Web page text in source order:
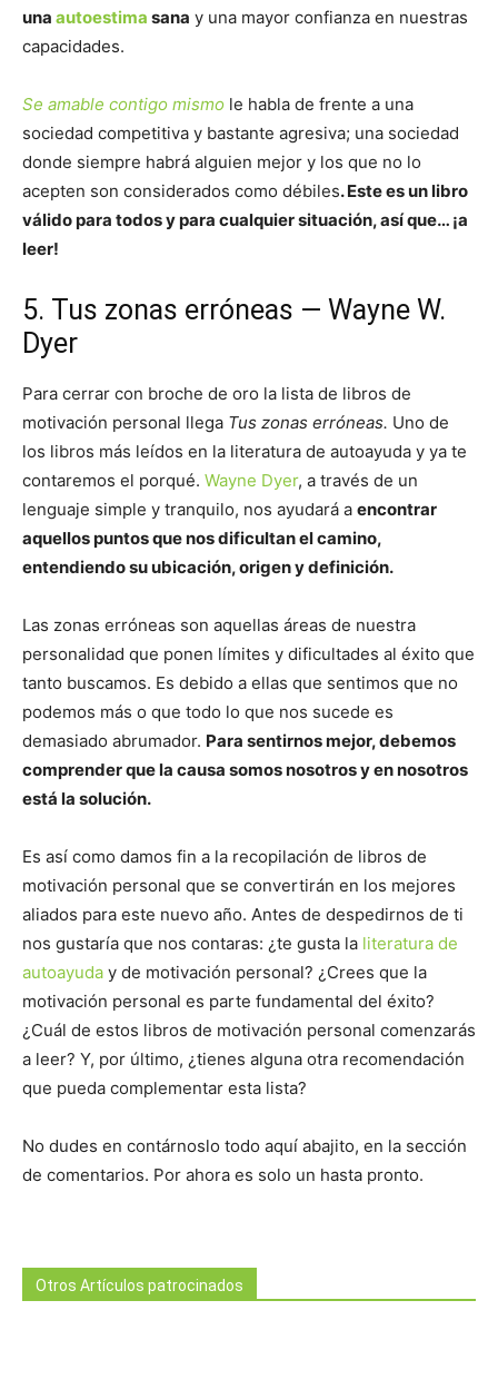
una autoestima sana y una mayor confianza en nuestras
capacidades.
Se amable contigo mismo le habla de frente a una
sociedad competitiva y bastante agresiva; una sociedad
donde siempre habrá alguien mejor y los que no lo
acepten son considerados como débiles. Este es un libro
válido para todos y para cualquier situación, así que… ¡a
leer!
5. Tus zonas erróneas — Wayne W.
Dyer
Para cerrar con broche de oro la lista de libros de
motivación personal llega Tus zonas erróneas. Uno de
los libros más leídos en la literatura de autoayuda y ya te
contaremos el porqué. Wayne Dyer, a través de un
lenguaje simple y tranquilo, nos ayudará a encontrar
aquellos puntos que nos dificultan el camino,
entendiendo su ubicación, origen y definición.
Las zonas erróneas son aquellas áreas de nuestra
personalidad que ponen límites y dificultades al éxito que
tanto buscamos. Es debido a ellas que sentimos que no
podemos más o que todo lo que nos sucede es
demasiado abrumador. Para sentirnos mejor, debemos
comprender que la causa somos nosotros y en nosotros
está la solución.
Es así como damos fin a la recopilación de libros de
motivación personal que se convertirán en los mejores
aliados para este nuevo año. Antes de despedirnos de ti
nos gustaría que nos contaras: ¿te gusta la literatura de
autoayuda y de motivación personal? ¿Crees que la
motivación personal es parte fundamental del éxito?
¿Cuál de estos libros de motivación personal comenzarás
a leer? Y, por último, ¿tienes alguna otra recomendación
que pueda complementar esta lista?
No dudes en contárnoslo todo aquí abajito, en la sección
de comentarios. Por ahora es solo un hasta pronto.
Otros Artículos patrocinados